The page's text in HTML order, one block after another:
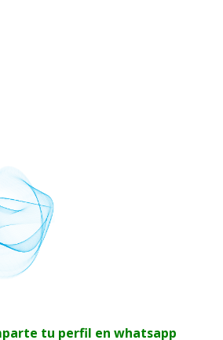
tu perfil en whatsapp